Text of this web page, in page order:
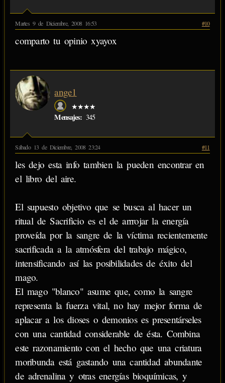
Martes 9 de Diciembre, 2008 16:53 #10
comparto tu opinio xyayox
ange1
★★★★
Mensajes: 345
Sábado 13 de Diciembre, 2008 23:24 #11
les dejo esta info tambien la pueden encontrar en
el libro del aire.
El supuesto objetivo que se busca al hacer un
ritual de Sacrificio es el de arrrojar la energía
proveída por la sangre de la víctima recientemente
sacrificada a la atmósfera del trabajo mágico,
intensificando así las posibilidades de éxito del
mago.
El mago "blanco" asume que, como la sangre
representa la fuerza vital, no hay mejor forma de
aplacar a los dioses o demonios es presentárseles
con una cantidad considerable de ésta. Combina
este razonamiento con el hecho que una criatura
moribunda está gastando una cantidad abundante
de adrenalina y otras energías bioquímicas, y